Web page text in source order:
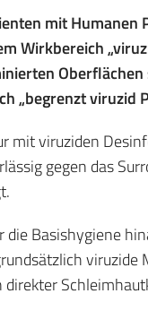
mit
Wirkbereich
viruzid
mit viruziden
gegen das
Basishygiene